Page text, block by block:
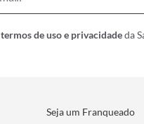
termos de uso e privacidadeda
Seja um Franqueado